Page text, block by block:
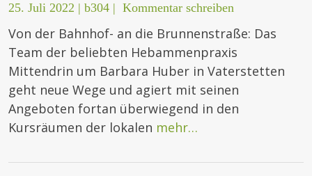
25. Juli 2022 | b304 | Kommentar schreiben
Von der Bahnhof- an die Brunnenstraße: Das
Team der beliebten Hebammenpraxis
Mittendrin um Barbara Huber in Vaterstetten
geht neue Wege und agiert mit seinen
Angeboten fortan überwiegend in den
Kursräumen der lokalen mehr…